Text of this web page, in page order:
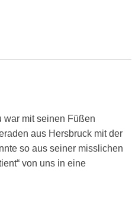
war mit seinen Füßen
aus Hersbruck mit der
so aus seiner misslichen
von uns in eine